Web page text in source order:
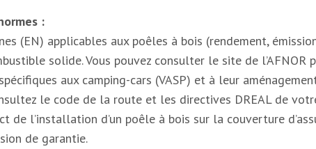
:
(EN) applicables aux poêles à bois (rendement,
solide. Vous pouvez consulter le site de l’AFNOR
aux camping-cars (VASP) et à leur
le code de la route et les directives DREAL de
de l’installation d’un poêle à bois sur la couverture
de garantie.